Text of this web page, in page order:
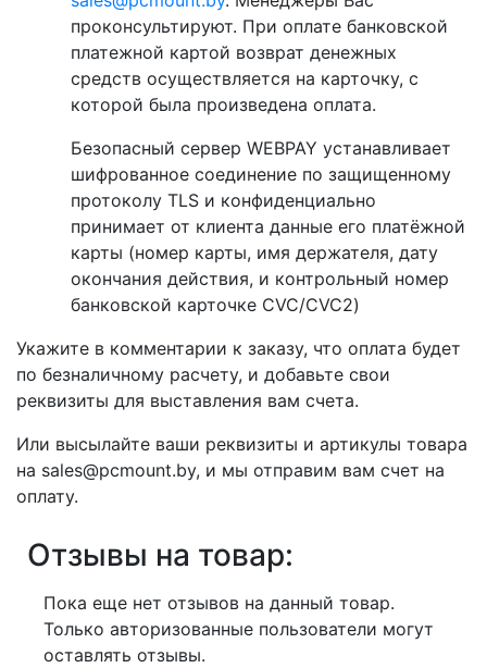
проконсультируют. При оплате банковской
платежной картой возврат денежных
средств осуществляется на карточку, с
которой была произведена оплата.
Безопасный сервер WEBPAY устанавливает
шифрованное соединение по защищенному
протоколу TLS и конфиденциально
принимает от клиента данные его платёжной
карты (номер карты, имя держателя, дату
окончания действия, и контрольный номер
банковской карточке CVC/CVC2)
Укажите в комментарии к заказу, что оплата будет
по безналичному расчету, и добавьте свои
реквизиты для выставления вам счета.
Или высылайте ваши реквизиты и артикулы товара
на sales@pcmount.by, и мы отправим вам счет на
оплату.
Отзывы на товар:
Пока еще нет отзывов на данный товар.
Только авторизованные пользователи могут
оставлять отзывы.